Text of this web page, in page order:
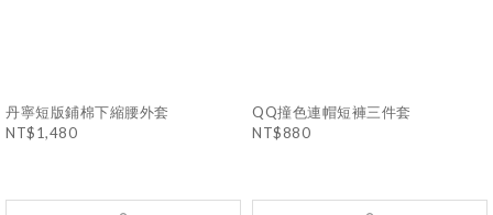
丹寧短版鋪棉下縮腰外套
NT$1,480
QQ撞色連帽短褲三件套
NT$880